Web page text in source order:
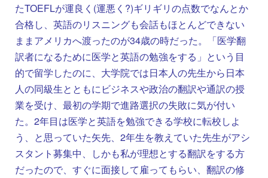
たTOEFLが運良く(運悪く?)ギリギリの点数でなんとか
合格し、英語のリスニングも会話もほとんどできない
ままアメリカへ渡ったのが34歳の時だった。「医学翻
訳者になるために医学と英語の勉強をする」という目
的で留学したのに、大学院では日本人の先生から日本
人の同級生とともにビジネスや政治の翻訳や通訳の授
業を受け、最初の学期で進路選択の失敗に気が付い
た。2年目は医学と英語を勉強できる学校に転校しよ
う、と思っていた矢先、2年生を教えていた先生がアシ
スタント募集中、しかも私が理想とする翻訳をする方
だったので、すぐに面接して雇ってもらい、翻訳の修